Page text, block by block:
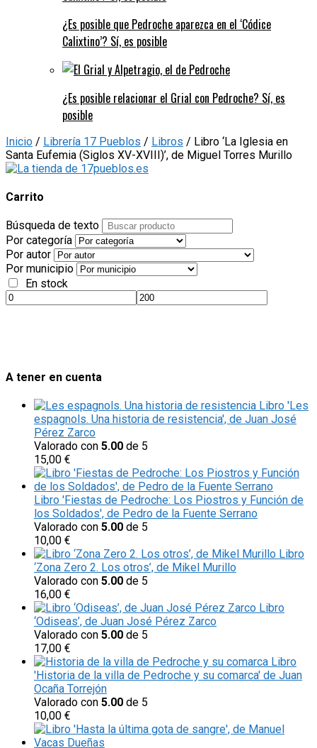
¿Es posible que Pedroche aparezca en el ‘Códice
Calixtino’? Sí, es posible
¿Es posible relacionar el Grial con Pedroche? Sí, es
posible
Inicio / Librería 17 Pueblos / Libros / Libro ‘La Iglesia en
Santa Eufemia (Siglos XV-XVIII)’, de Miguel Torres Murillo
Carrito
Búsqueda de texto
Por categoría
Por autor
Por municipio
En stock
A tener en cuenta
Libro 'Les
espagnols. Una historia de resistencia', de Juan José
Pérez Zarco
Valorado con 5.00 de 5
15,00 €
Libro 'Fiestas de Pedroche: Los Piostros y Función de
los Soldados', de Pedro de la Fuente Serrano
Valorado con 5.00 de 5
10,00 €
Libro
‘Zona Zero 2. Los otros’, de Mikel Murillo
Valorado con 5.00 de 5
16,00 €
Libro
‘Odiseas’, de Juan José Pérez Zarco
Valorado con 5.00 de 5
17,00 €
Libro
'Historia de la villa de Pedroche y su comarca' de Juan
Ocaña Torrejón
Valorado con 5.00 de 5
10,00 €